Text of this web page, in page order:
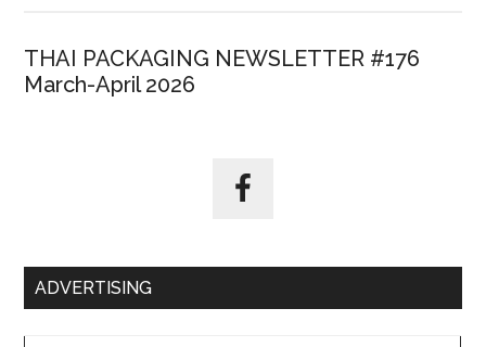
THAI PACKAGING NEWSLETTER #176
March-April 2026
ADVERTISING